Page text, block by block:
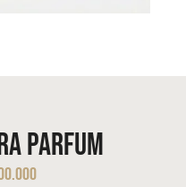
Parfum